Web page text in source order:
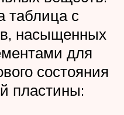
таблица с
насыщенных
для
состояния
пластины: